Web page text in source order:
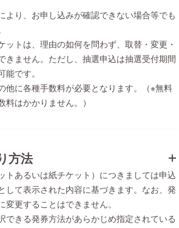
より、お申し込みが確認できない場合等でも
ットは、理由の如何を問わず、取替・変更・
きません。ただし、抽選申込は抽選受付期間
です。
他に各種手数料が必要となります。（※無料
はかかりません。）
方法
トあるいは紙チケット）につきましては申込
して表示された内容に基づきます。なお、発
変更することはできません。
できる発券方法があらかじめ指定されている